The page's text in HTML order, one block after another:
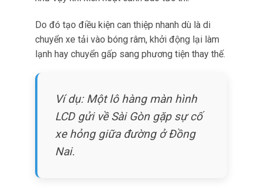
khắt khe của logistics điện tử và tiêu chuẩn
quy định bao gồm chứng nhận EN12830 cho
vận chuyển kiểm soát nhiệt độ.
Phạm vi hoạt động –20 °C đến +60 °C bao phủ
hầu hết các tình huống vận chuyển và lưu trữ.
Chúng hoạt động ổn từ lưu kho linh kiện đông
lạnh và yêu cầu chuỗi lạnh đến điều kiện nhiệt
độ cao trong môi trường không kiểm soát khí
Ngoài ra, cảm biến đồng thời giám sát mức độ